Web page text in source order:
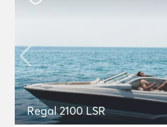
Regal 2100 LSR